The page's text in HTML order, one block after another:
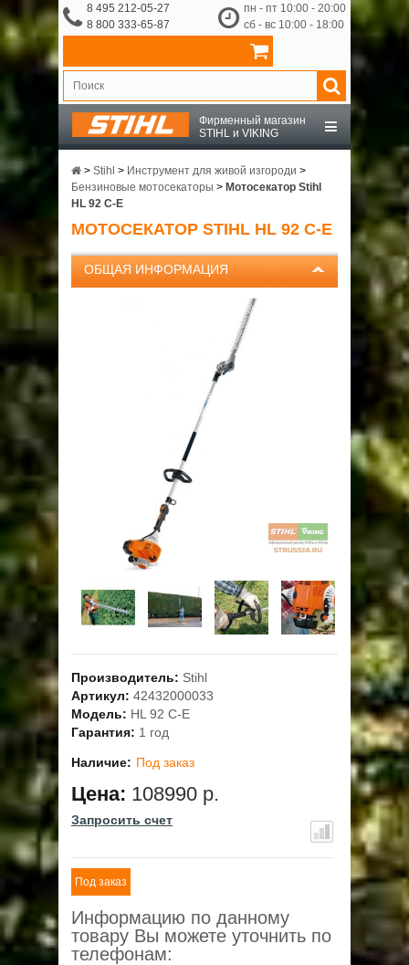
8 495 212-05-27
8 800 333-65-87
пн - пт 10:00 - 20:00
сб - вс 10:00 - 18:00
Фирменный магазин
STIHL и VIKING
STIHL
OCHSENKOPF
ГАРАНТИЯ И СЕРВИС
ПОЛЬЗОВАТЕЛЬСКОЕ СОГЛАШЕНИЕ
АКЦИИ
> Stihl > Инструмент для живой изгороди >
Бензиновые мотосекаторы > Мотосекатор Stihl
HL 92 C-E
МОТОСЕКАТОР STIHL HL 92 C-E
ОБЩАЯ ИНФОРМАЦИЯ
Производитель: Stihl
Артикул: 42432000033
Модель: HL 92 C-E
Гарантия: 1 год
Наличие: Под заказ
Цена: 108990 р.
Запросить счет
Под заказ
Информацию по данному
товару Вы можете уточнить по
телефонам: